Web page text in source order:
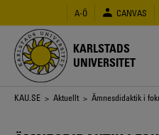
huvudinnehåll
A-Ö CANVAS
KARLSTADS
UNIVERSITET
Länkstig
KAU.SE > Aktuellt > Ämnesdidaktik i